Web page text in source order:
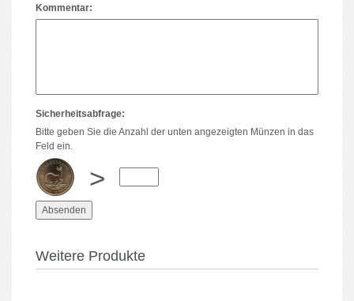
Kommentar:
Sicherheitsabfrage:
Bitte geben Sie die Anzahl der unten angezeigten Münzen in das
Feld ein.
>
Weitere Produkte